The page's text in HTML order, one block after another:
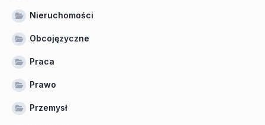
Nieruchomości
Obcojęzyczne
Praca
Prawo
Przemysł